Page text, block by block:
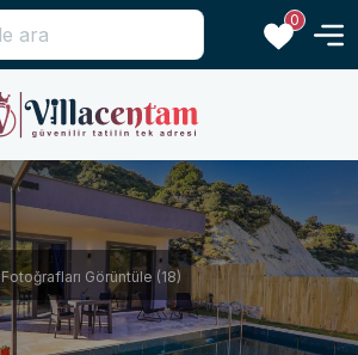
0
Fotoğrafları Görüntüle (18)